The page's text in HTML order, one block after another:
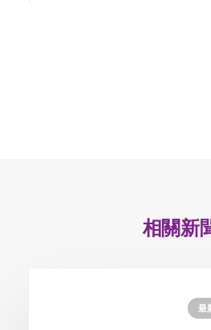
相關新
最